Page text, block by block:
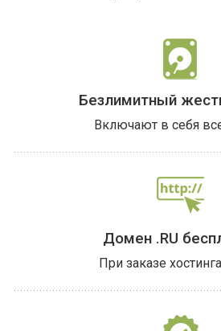
Безлимитный
Включают в себя
Домен .RU
При заказе